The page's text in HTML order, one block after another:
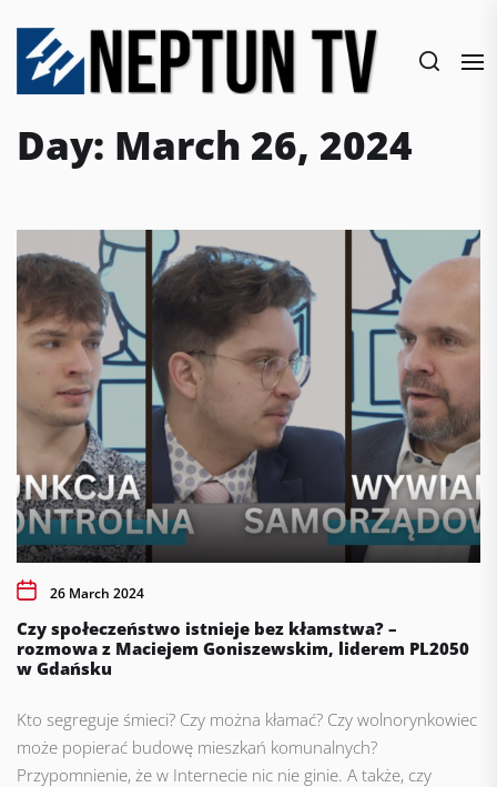
content
Day: March 26, 2024
26 March 2024
Czy społeczeństwo istnieje bez kłamstwa? –
rozmowa z Maciejem Goniszewskim, liderem PL2050
w Gdańsku
Kto segreguje śmieci? Czy można kłamać? Czy wolnorynkowiec
może popierać budowę mieszkań komunalnych?
Przypomnienie, że w Internecie nic nie ginie. A także, czy